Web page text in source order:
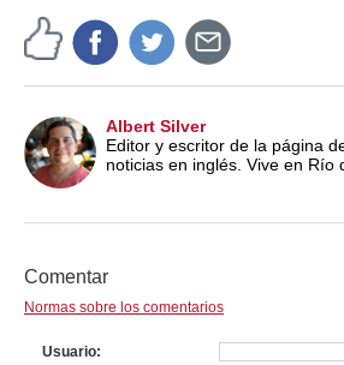
Albert Silver
Editor y escritor de la página
noticias en inglés. Vive en Río
Comentar
Normas sobre los comentarios
Usuario